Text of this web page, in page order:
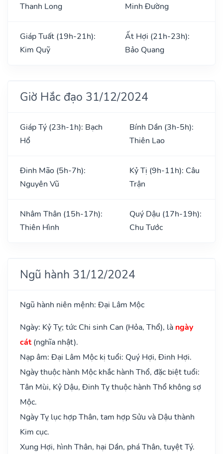
Thanh Long
Minh Đường
Giáp Tuất (19h-21h):
Kim Quỹ
Ất Hợi (21h-23h):
Bảo Quang
Giờ Hắc đạo 31/12/2024
Giáp Tý (23h-1h): Bạch
Hổ
Bính Dần (3h-5h):
Thiên Lao
Đinh Mão (5h-7h):
Nguyên Vũ
Kỷ Tị (9h-11h): Câu
Trận
Nhâm Thân (15h-17h):
Thiên Hình
Quý Dậu (17h-19h):
Chu Tước
Ngũ hành 31/12/2024
Ngũ hành niên mệnh: Đại Lâm Mộc
Ngày: Kỷ Tỵ; tức Chi sinh Can (Hỏa, Thổ), là ngày
cát(nghĩa nhật).
Nạp âm: Đại Lâm Mộc kị tuổi: Quý Hợi, Đinh Hợi.
Ngày thuộc hành Mộc khắc hành Thổ, đặc biệt tuổi:
Tân Mùi, Kỷ Dậu, Đinh Tỵ thuộc hành Thổ không sợ
Mộc.
Ngày Tỵ lục hợp Thân, tam hợp Sửu và Dậu thành
Kim cục.
Xung Hợi, hình Thân, hại Dần, phá Thân, tuyệt Tý.